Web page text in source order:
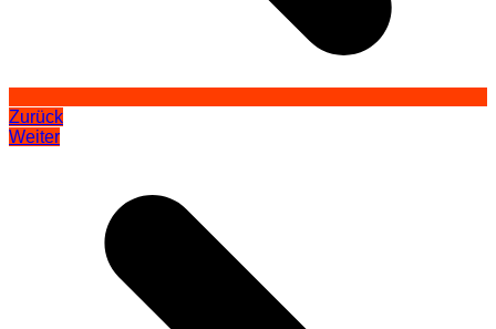
Zurück
Weiter